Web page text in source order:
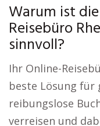
Warum ist
Reisebüro
sinnvoll?
Ihr Online-
beste Lösung für
reibungslose
verreisen und